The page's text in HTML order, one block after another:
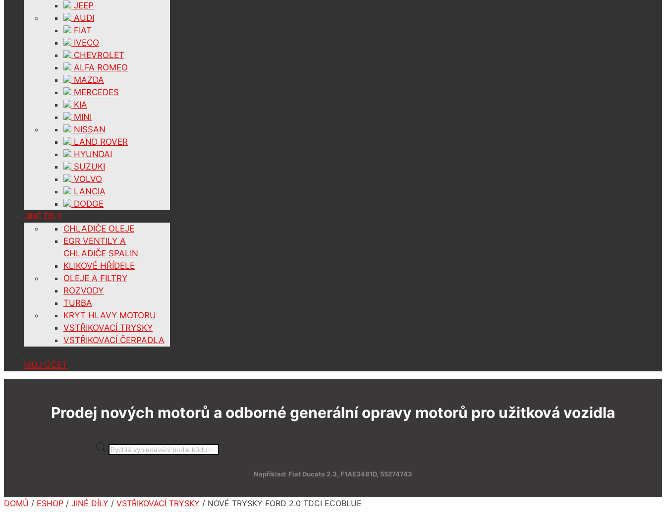
JEEP
AUDI
FIAT
IVECO
CHEVROLET
ALFA ROMEO
MAZDA
MERCEDES
KIA
MINI
NISSAN
LAND ROVER
HYUNDAI
SUZUKI
VOLVO
LANCIA
DODGE
JINÉ DÍLY
CHLADIČE OLEJE
EGR VENTILY A
CHLADIČE SPALIN
KLIKOVÉ HŘÍDELE
OLEJE A FILTRY
ROZVODY
TURBA
KRYT HLAVY MOTORU
VSTŘIKOVACÍ TRYSKY
VSTŘIKOVACÍ ČERPADLA
MŮJ ÚČET
Prodej nových motorů a odborné generální opravy motorů pro užitková vozidla
Products
Například: Fiat Ducato 2.3, F1AE3481D, 55274743
DOMŮ / ESHOP / JINÉ DÍLY / VSTŘIKOVACÍ TRYSKY / NOVÉ TRYSKY FORD 2.0 TDCI ECOBLUE